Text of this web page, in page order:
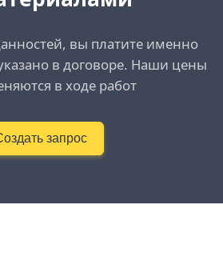
вы платите именно
в договоре. Наши цены
в ходе работ
запрос